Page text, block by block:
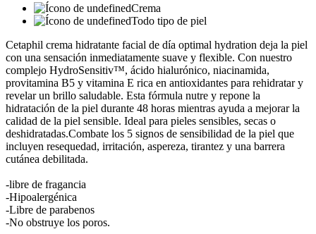
Crema
Todo tipo de piel
Cetaphil crema hidratante facial de día optimal hydration deja la piel
con una sensación inmediatamente suave y flexible. Con nuestro
complejo HydroSensitiv™, ácido hialurónico, niacinamida,
provitamina B5 y vitamina E rica en antioxidantes para rehidratar y
revelar un brillo saludable. Esta fórmula nutre y repone la
hidratación de la piel durante 48 horas mientras ayuda a mejorar la
calidad de la piel sensible. Ideal para pieles sensibles, secas o
deshidratadas.Combate los 5 signos de sensibilidad de la piel que
incluyen resequedad, irritación, aspereza, tirantez y una barrera
cutánea debilitada.
-libre de fragancia
-Hipoalergénica
-Libre de parabenos
-No obstruye los poros.